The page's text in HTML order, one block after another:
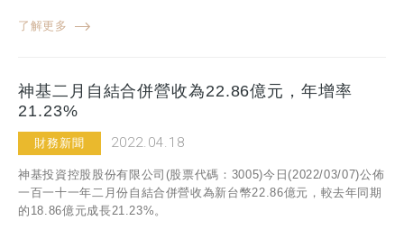
了解更多
神基二月自結合併營收為22.86億元，年增率
21.23%
財務新聞 2022.04.18
神基投資控股股份有限公司(股票代碼：3005)今日(2022/03/07)公佈
一百一十一年二月份自結合併營收為新台幣22.86億元，較去年同期
的18.86億元成長21.23%。